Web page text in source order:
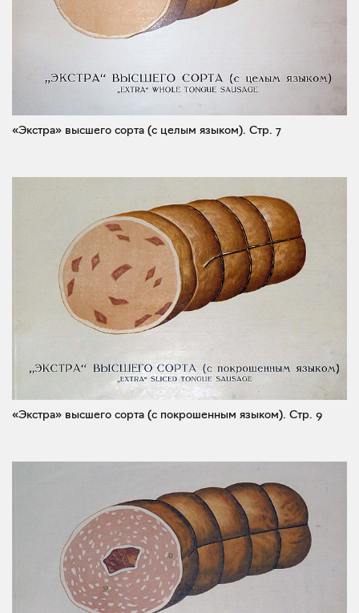
«Экстра» высшего сорта (с целым языком). Стр. 7
«Экстра» высшего сорта (с покрошенным языком). Стр. 9